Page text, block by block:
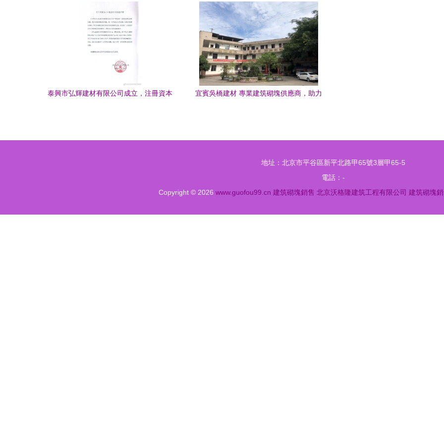
泰興市弘輝建材有限公司成立，注冊資本
宜賓吳橋建材 專業建筑砌塊供應商，助力
地址：北京市平谷區新平北路甲65號3層甲65-5
電話：-
Copyright © 2026 www.guofou99.cn 建筑砌塊銷售 北京沃格隆建筑工程有限公司 建筑砌塊銷